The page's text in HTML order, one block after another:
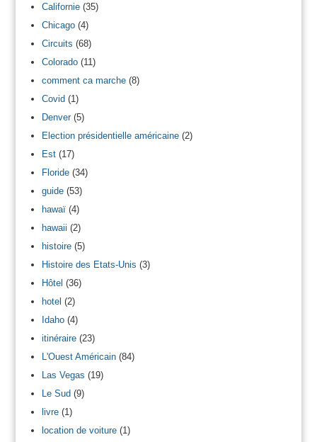
Californie(35)
Chicago(4)
Circuits (68)
Colorado(11)
comment ca marche(8)
Covid(1)
Denver(5)
Election présidentielle américaine(2)
Est(17)
Floride(34)
guide(53)
hawaï(4)
hawaii (2)
histoire(5)
Histoire des Etats-Unis (3)
Hôtel (36)
hotel (2)
Idaho(4)
itinéraire(23)
L'Ouest Américain(84)
Las Vegas (19)
Le Sud(9)
livre(1)
location de voiture(1)